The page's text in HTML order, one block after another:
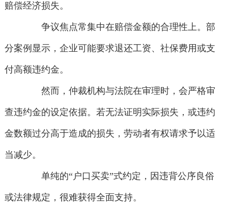
赔偿经济损失。
争议焦点常集中在赔偿金额的合理性上。部
分案例显示，企业可能要求退还工资、社保费用或支
付高额违约金。
然而，仲裁机构与法院在审理时，会严格审
查违约金的设定依据。若无法证明实际损失，或违约
金数额过分高于造成的损失，劳动者有权请求予以适
当减少。
单纯的“户口买卖”式约定，因违背公序良俗
或法律规定，很难获得全面支持。